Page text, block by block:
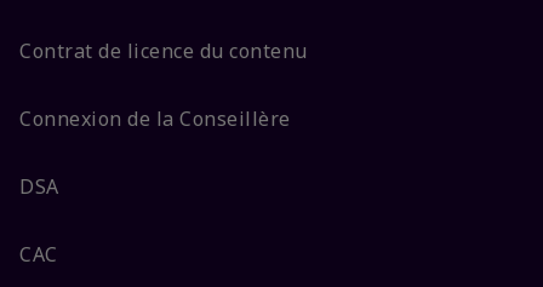
Contrat de licence du contenu
Connexion de la Conseillère
DSA
CAC